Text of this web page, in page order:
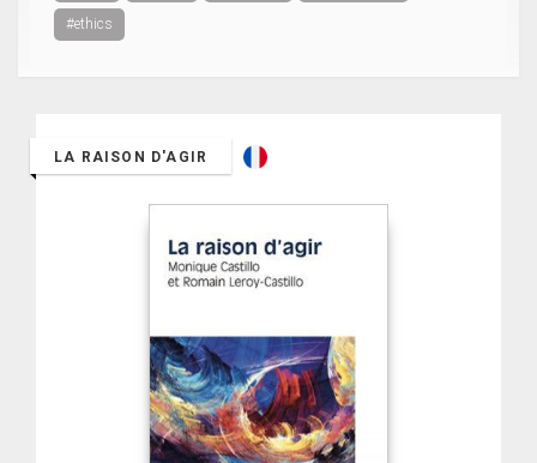
#ethics
LA RAISON D'AGIR